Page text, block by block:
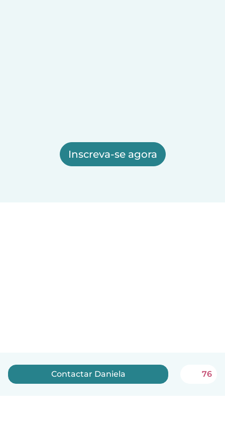
Inscreva-se agora
Contactar Daniela 76